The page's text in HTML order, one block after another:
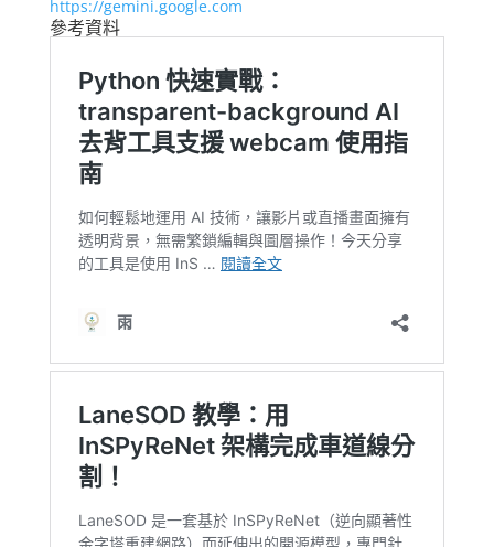
https://gemini.google.com
參考資料